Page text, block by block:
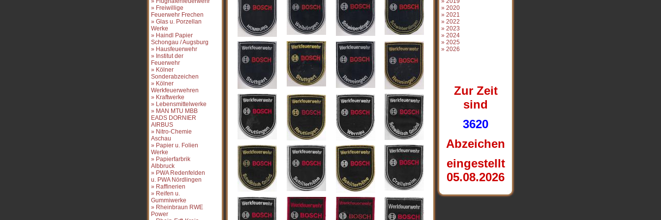
» Freiwillige
Feuerwehr Frechen
» Glas u. Porzellan
Werke
» Haindl Papier
Schongau / Augsburg
» Hausfeuerwehr
» Institut der
Feuerwehr
» Kölner
Sonderabzeichen
» Kölner
Werkfeuerwehren
» Kraftwerke
» Lebensmittelwerke
» MAN MTU MBB
EADS DORNIER
AIRBUS
» Nitro-Chemie
Aschau
» Papier u. Folien
Werke
» Papierfarbrik
Albbruck
» PWA Redenfelden
u. PWA Nördlingen
» Raffinerien
» Reifen u.
Gummiwerke
» Rheinbraun RWE
Power
» 2020
» 2021
» 2022
» 2023
» 2024
» 2025
» 2026
Zur Zeit
sind
3620
Abzeichen
eingestellt
05.08.2026